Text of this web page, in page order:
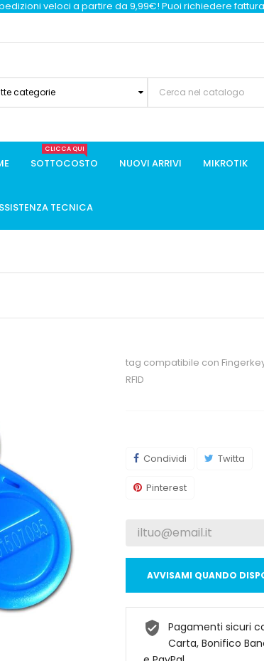
veloci a partire da 9,99€! Puoi richiedere
categorie
SOTTOCOSTO
CLICCA QUI
NUOVI ARRIVI MIKROTIK
TECNICA
tag compatibile con
RFID
Condividi Twitta
Pinterest
AVVISAMI QUANDO
Pagamenti sicuri
Carta, Bonifico